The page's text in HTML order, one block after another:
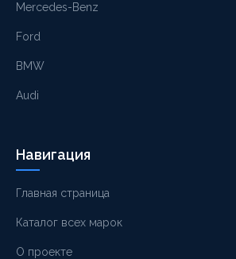
Mercedes-Benz
Ford
BMW
Audi
Навигация
Главная страница
Каталог всех марок
О проекте